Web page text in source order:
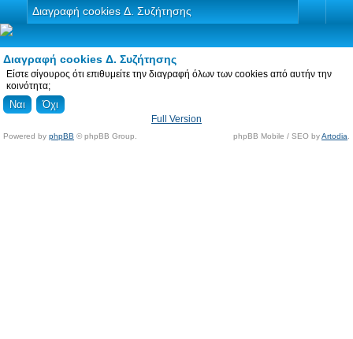
Διαγραφή cookies Δ. Συζήτησης
Διαγραφή cookies Δ. Συζήτησης
Είστε σίγουρος ότι επιθυμείτε την διαγραφή όλων των cookies από αυτήν την
κοινότητα;
Full Version
Powered by phpBB © phpBB Group. phpBB Mobile / SEO byArtodia